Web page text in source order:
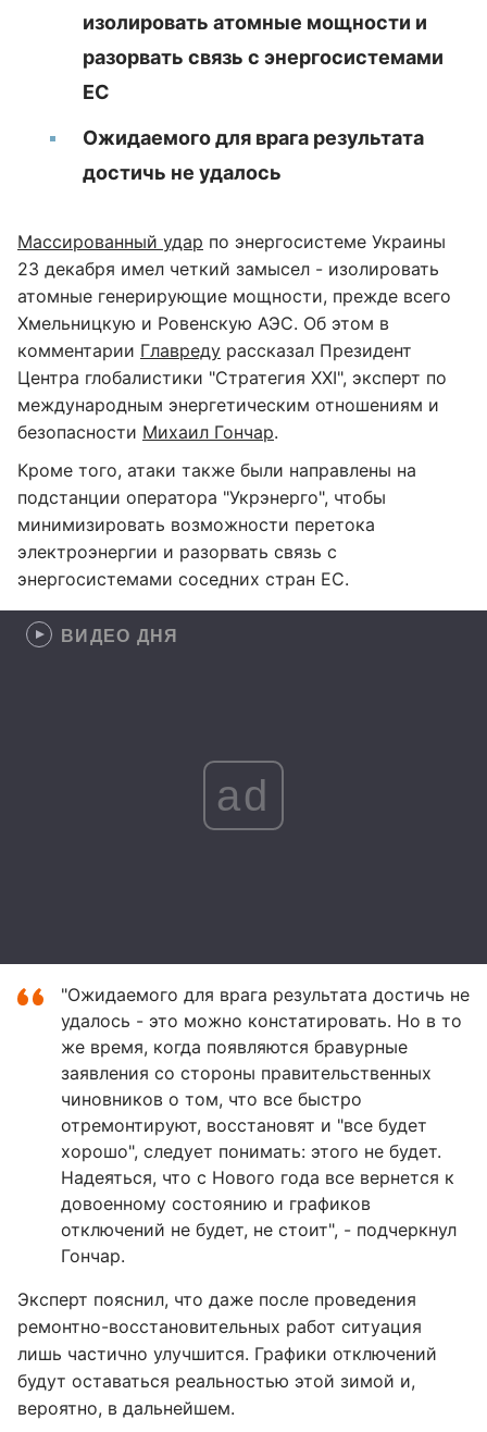
изолировать атомные мощности и
разорвать связь с энергосистемами
ЕС
Ожидаемого для врага результата
достичь не удалось
Массированный удар по энергосистеме Украины
23 декабря имел четкий замысел - изолировать
атомные генерирующие мощности, прежде всего
Хмельницкую и Ровенскую АЭС. Об этом в
комментарии Главреду рассказал Президент
Центра глобалистики "Стратегия ХХІ", эксперт по
международным энергетическим отношениям и
безопасности Михаил Гончар.
Кроме того, атаки также были направлены на
подстанции оператора "Укрэнерго", чтобы
минимизировать возможности перетока
электроэнергии и разорвать связь с
энергосистемами соседних стран ЕС.
ВИДЕО ДНЯ
ad
"Ожидаемого для врага результата достичь не
удалось - это можно констатировать. Но в то
же время, когда появляются бравурные
заявления со стороны правительственных
чиновников о том, что все быстро
отремонтируют, восстановят и "все будет
хорошо", следует понимать: этого не будет.
Надеяться, что с Нового года все вернется к
довоенному состоянию и графиков
отключений не будет, не стоит", - подчеркнул
Гончар.
Эксперт пояснил, что даже после проведения
ремонтно-восстановительных работ ситуация
лишь частично улучшится. Графики отключений
будут оставаться реальностью этой зимой и,
вероятно, в дальнейшем.